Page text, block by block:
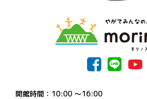
開館時間：10:00 〜16:00